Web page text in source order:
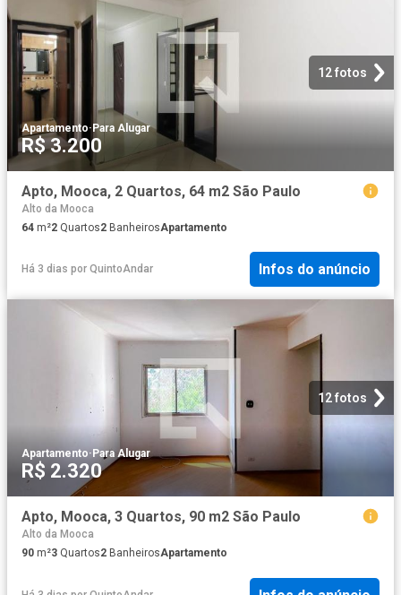
12 fotos
Apartamento·Para Alugar
R$ 3.200
Apto, Mooca, 2 Quartos, 64 m2 São Paulo
Alto da Mooca
64 m²2 Quartos2 BanheirosApartamento
Há 3 dias por QuintoAndar Infos do anúncio
12 fotos
Apartamento· Para Alugar
R$ 2.320
Apto, Mooca, 3 Quartos, 90 m2 São Paulo
Alto da Mooca
90 m²3 Quartos2 BanheirosApartamento